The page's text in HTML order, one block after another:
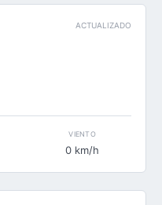
ACTUALIZADO
VIENTO
0 km/h